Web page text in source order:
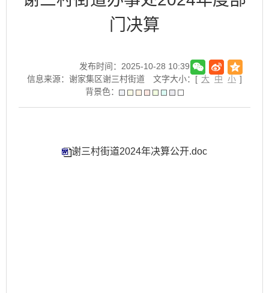
门决算
发布时间：2025-10-28 10:39
信息来源：谢家集区谢三村街道
文字大小：[ 大 中 小 ]
背景色：
谢三村街道2024年决算公开.doc